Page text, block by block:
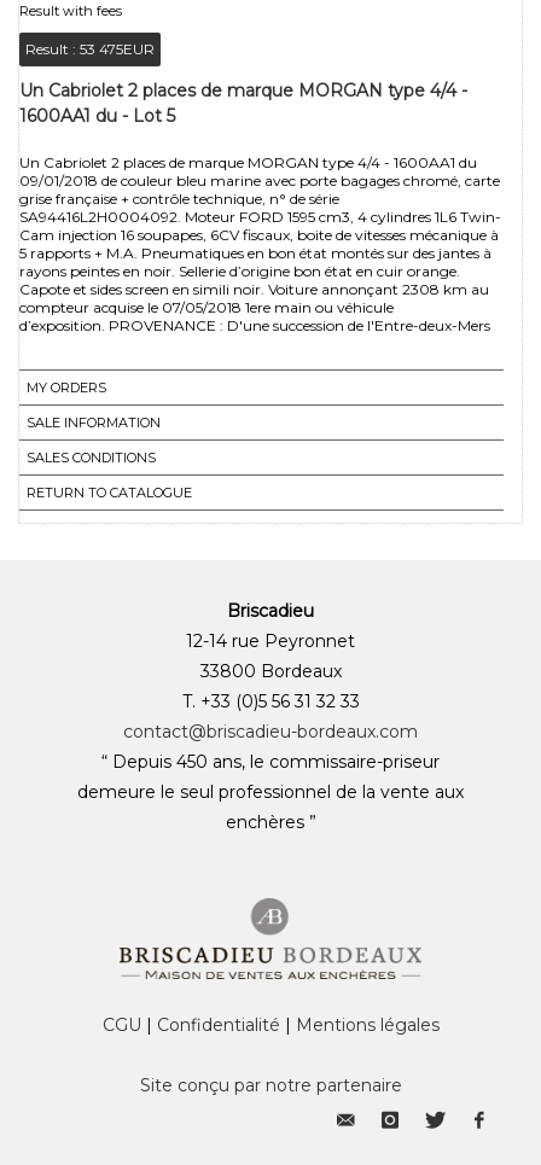
Result with fees
Result : 53 475EUR
Un Cabriolet 2 places de marque MORGAN type 4/4 -
1600AA1 du - Lot 5
Un Cabriolet 2 places de marque MORGAN type 4/4 - 1600AA1 du
09/01/2018 de couleur bleu marine avec porte bagages chromé, carte
grise française + contrôle technique, n° de série
SA94416L2H0004092. Moteur FORD 1595 cm3, 4 cylindres 1L6 Twin-
Cam injection 16 soupapes, 6CV fiscaux, boite de vitesses mécanique à
5 rapports + M.A. Pneumatiques en bon état montés sur des jantes à
rayons peintes en noir. Sellerie d’origine bon état en cuir orange.
Capote et sides screen en simili noir. Voiture annonçant 2308 km au
compteur acquise le 07/05/2018 1ere main ou véhicule
d’exposition. PROVENANCE : D'une succession de l'Entre-deux-Mers
MY ORDERS
SALE INFORMATION
SALES CONDITIONS
RETURN TO CATALOGUE
Briscadieu
12-14 rue Peyronnet
33800 Bordeaux
T. +33 (0)5 56 31 32 33
contact@briscadieu-bordeaux.com
“ Depuis 450 ans, le commissaire-priseur
demeure le seul professionnel de la vente aux
enchères ”
CGU | Confidentialité | Mentions légales
Site conçu par notre partenaire